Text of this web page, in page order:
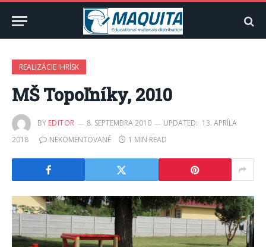
REALIZÁCIE IHRÍSK
MŠ Topoľníky, 2010
BY EDITOR 8. SEPTEMBRA 2010 UPDATED: 13. APRÍLA
2018
NEKOMENTOVANÉ 1 MIN READ